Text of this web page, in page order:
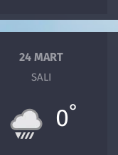
24 MART
SALI
0°